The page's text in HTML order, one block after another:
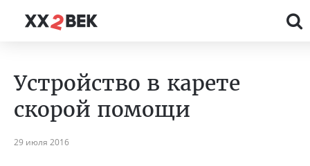
Устройство в карете
скорой помощи
29 июля 2016